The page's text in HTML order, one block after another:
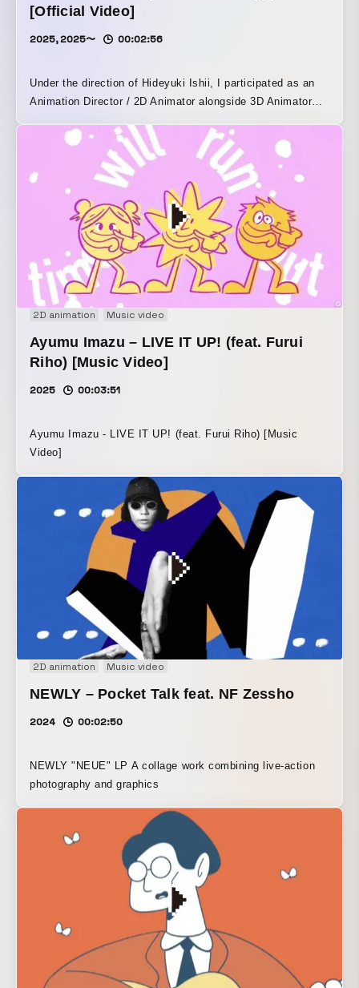
[Official Video]
2025, 2025〜 00:02:56
Under the direction of Hideyuki Ishii, I participated as an
Animation Director / 2D Animator alongside 3D Animator
sections were drawn on drawing paper using colored
pencils, markers, crayons, and other materials, then
photographed and assembled into the final work. The result
has a warm, approachable texture reminiscent of the 90s.
2D animation Music video
Ayumu Imazu – LIVE IT UP! (feat. Furui
Riho) [Music Video]
2025 00:03:51
Ayumu Imazu - LIVE IT UP! (feat. Furui Riho) [Music
Video]
2D animation Music video
NEWLY – Pocket Talk feat. NF Zessho
2024 00:02:50
NEWLY "NEUE" LP A collage work combining live-action
photography and graphics